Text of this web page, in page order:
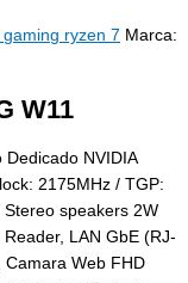
ryzen 7 Marca:
W11
Dedicado NVIDIA
2175MHz / TGP:
Stereo speakers 2W
LAN GbE (RJ-
Camara Web FHD